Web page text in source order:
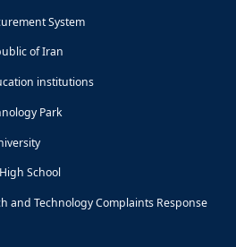
System
of Iran
institutions
Park
School
and Technology Complaints Response